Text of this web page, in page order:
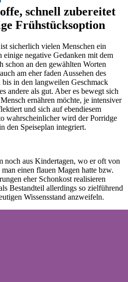
schnell zubereitet
Frühstücksoption
sicherlich vielen Menschen ein
negative Gedanken mit dem
schon an den gewählten Worten
am eher faden Aussehen des
in den langweilen Geschmack
andere als gut. Aber es bewegt sich
ernähren möchte, je intensiver
und sich auf ebendiesem
wahrscheinlicher wird der Porridge
den Speiseplan integriert.
noch aus Kindertagen, wo er oft von
einen flauen Magen hatte bzw.
eher Schonkost realisieren
Bestandteil allerdings so zielführend
Wissensstand anzweifeln.